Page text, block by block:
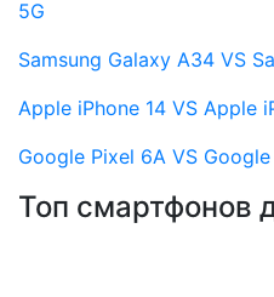
5G
Samsung Galaxy A34 VS
Apple iPhone 14 VS Apple
Google Pixel 6A VS Google
Топ смартфонов